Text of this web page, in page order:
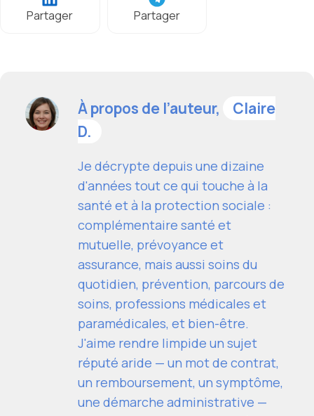
Partager Partager
À propos de l’auteur,
Claire
D.
Je décrypte depuis une dizaine
d'années tout ce qui touche à la
santé et à la protection sociale :
complémentaire santé et
mutuelle, prévoyance et
assurance, mais aussi soins du
quotidien, prévention, parcours de
soins, professions médicales et
paramédicales, et bien-être.
J'aime rendre limpide un sujet
réputé aride — un mot de contrat,
un remboursement, un symptôme,
une démarche administrative —